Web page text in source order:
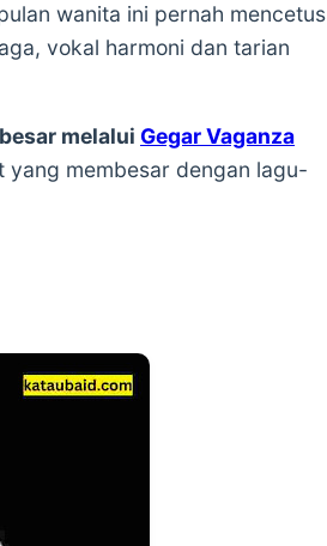
wanita ini pernah mencetus
vokal harmoni dan tarian
melalui Gegar Vaganza
membesar dengan lagu-